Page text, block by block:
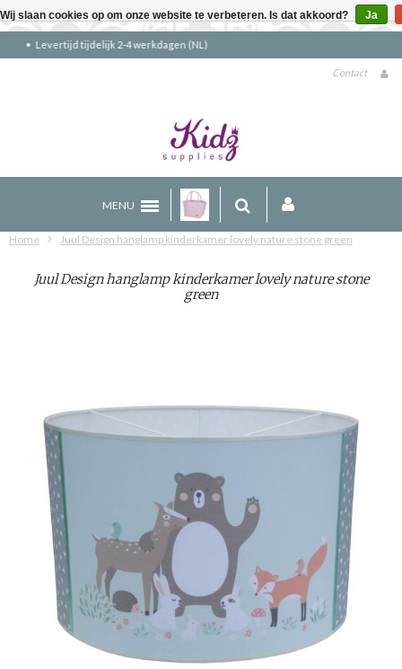
Gratis verzending boven €90 (NL)
Contact
MENU
Home Juul Design hanglamp kinderkamer lovely nature stone green
Juul Design hanglamp kinderkamer lovely nature stone
green
Wij slaan cookies op om onze website te verbeteren. Is dat akkoord? Ja